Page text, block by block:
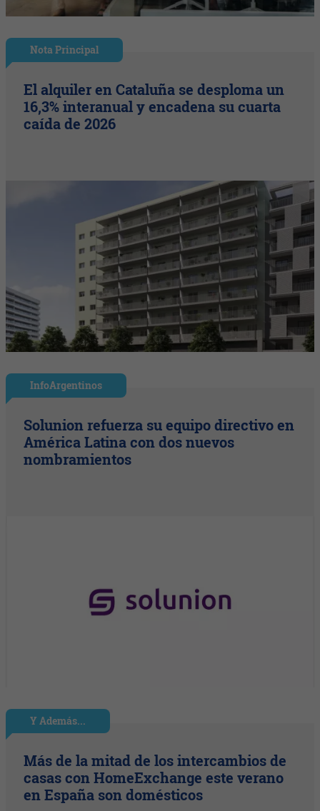
Nota Principal
El alquiler en Cataluña se desploma un
16,3% interanual y encadena su cuarta
caída de 2026
InfoArgentinos
Solunion refuerza su equipo directivo en
América Latina con dos nuevos
nombramientos
Y Además...
Más de la mitad de los intercambios de
casas con HomeExchange este verano
en España son domésticos